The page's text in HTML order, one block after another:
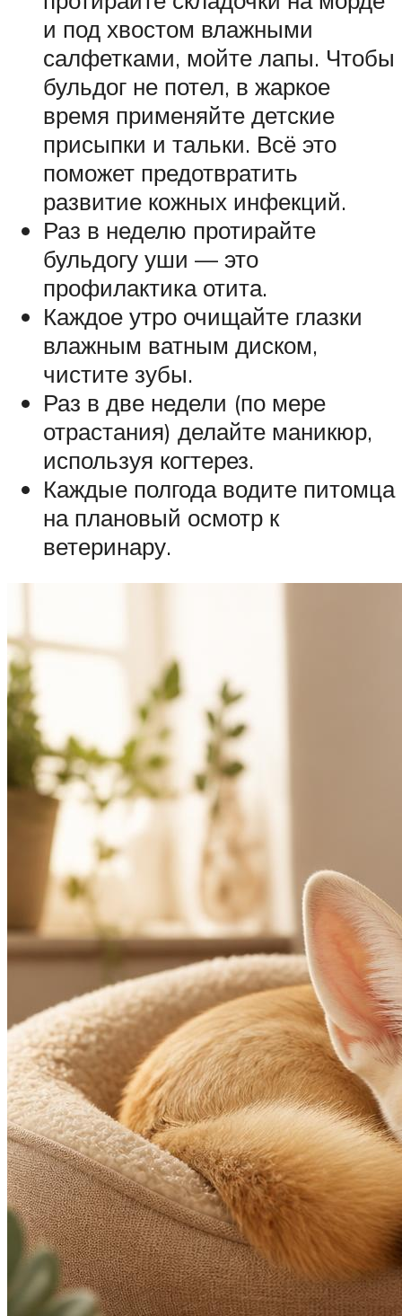
и под хвостом влажными
салфетками, мойте лапы. Чтобы
бульдог не потел, в жаркое
время применяйте детские
присыпки и тальки. Всё это
поможет предотвратить
развитие кожных инфекций.
Раз в неделю протирайте
бульдогу уши — это
профилактика отита.
Каждое утро очищайте глазки
влажным ватным диском,
чистите зубы.
Раз в две недели (по мере
отрастания) делайте маникюр,
используя когтерез.
Каждые полгода водите питомца
на плановый осмотр к
ветеринару.